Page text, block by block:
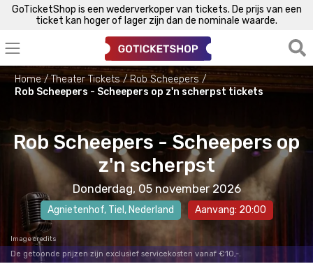
GoTicketShop is een wederverkoper van tickets. De prijs van een
ticket kan hoger of lager zijn dan de nominale waarde.
Home Theater Tickets
Rob Scheepers
Rob Scheepers - Scheepers op z'n scherpst tickets
Rob Scheepers - Scheepers op
z'n scherpst
Donderdag, 05 november 2026
Agnietenhof, Tiel , Nederland Aanvang: 20:00
Image credits
De getoonde prijzen zijn exclusief servicekosten vanaf €10,-.